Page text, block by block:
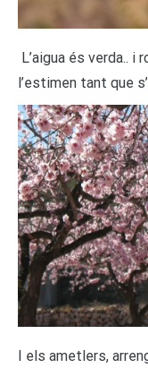
L’aigua és verda.. i
l’estimen tant que
I els ametlers,